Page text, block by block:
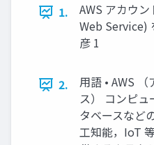
1.
AWS アカウ
Web Service)
彦 1
2.
用語 • AWS
ス） コンピュ
タベースなど
工知能，IoT